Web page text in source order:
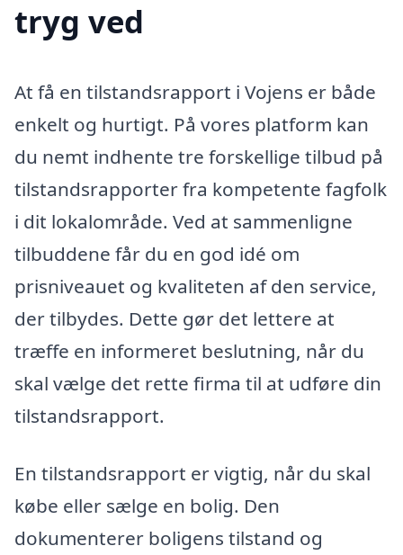
tryg ved
At få en tilstandsrapport i Vojens er både
enkelt og hurtigt. På vores platform kan
du nemt indhente tre forskellige tilbud på
tilstandsrapporter fra kompetente fagfolk
i dit lokalområde. Ved at sammenligne
tilbuddene får du en god idé om
prisniveauet og kvaliteten af den service,
der tilbydes. Dette gør det lettere at
træffe en informeret beslutning, når du
skal vælge det rette firma til at udføre din
tilstandsrapport.
En tilstandsrapport er vigtig, når du skal
købe eller sælge en bolig. Den
dokumenterer boligens tilstand og